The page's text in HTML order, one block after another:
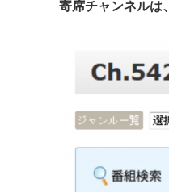
寄席チャンネルは